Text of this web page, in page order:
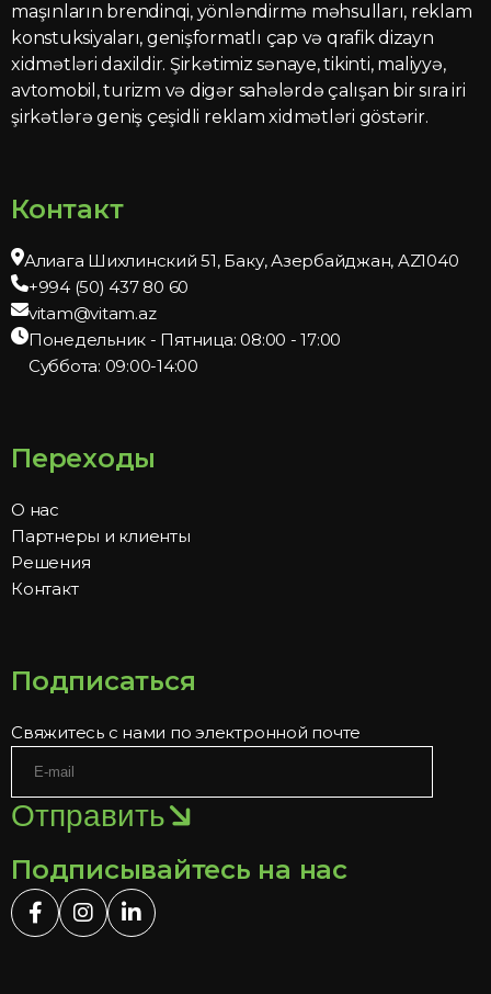
maşınların brendinqi, yönləndirmə məhsulları, reklam
konstuksiyaları, genişformatlı çap və qrafik dizayn
xidmətləri daxildir. Şirkətimiz sənaye, tikinti, maliyyə,
avtomobil, turizm və digər sahələrdə çalışan bir sıra iri
şirkətlərə geniş çeşidli reklam xidmətləri göstərir.
Контакт
Алиага Шихлинский 51, Баку, Азербайджан, AZ1040
+994 (50) 437 80 60
vitam@vitam.az
Понедельник - Пятница: 08:00 - 17:00
Суббота: 09:00-14:00
Переходы
О нас
Партнеры и клиенты
Решения
Контакт
Подписаться
Свяжитесь с нами по электронной почте
Отправить
Подписывайтесь на нас